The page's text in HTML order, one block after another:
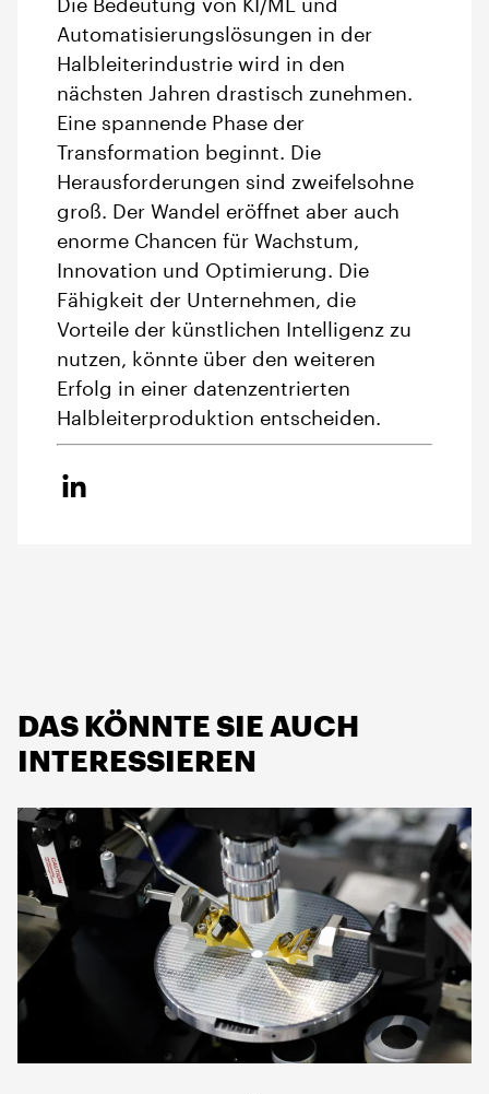
Die Bedeutung von KI/ML und
Automatisierungslösungen in der
Halbleiterindustrie wird in den
nächsten Jahren drastisch zunehmen.
Eine spannende Phase der
Transformation beginnt. Die
Herausforderungen sind zweifelsohne
groß. Der Wandel eröffnet aber auch
enorme Chancen für Wachstum,
Innovation und Optimierung. Die
Fähigkeit der Unternehmen, die
Vorteile der künstlichen Intelligenz zu
nutzen, könnte über den weiteren
Erfolg in einer datenzentrierten
Halbleiterproduktion entscheiden.
DAS KÖNNTE SIE AUCH
INTERESSIEREN